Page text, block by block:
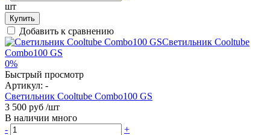
шт
Купить
Добавить к сравнению
0%
Быстрый просмотр
Артикул: -
Светильник Cooltube Combo100 GS
3 500 руб /шт
В наличии много
-
+